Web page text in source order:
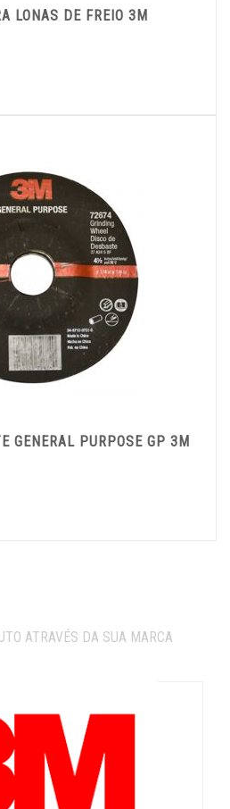
LONAS DE FREIO 3M
GENERAL PURPOSE GP 3M
ATRAVÉS DA SUA MARCA